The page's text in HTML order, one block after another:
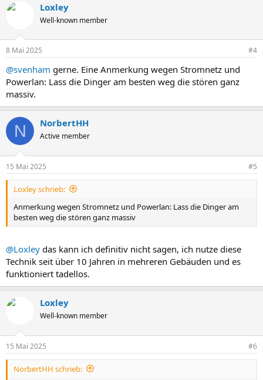
Loxley
Well-known member
8 Mai 2025 #4
@svenham gerne. Eine Anmerkung wegen Stromnetz und
Powerlan: Lass die Dinger am besten weg die stören ganz
massiv.
N NorbertHH
Active member
15 Mai 2025 #5
Loxley schrieb:
Anmerkung wegen Stromnetz und Powerlan: Lass die Dinger am
besten weg die stören ganz massiv
@Loxley das kann ich definitiv nicht sagen, ich nutze diese
Technik seit über 10 Jahren in mehreren Gebäuden und es
funktioniert tadellos.
Loxley
Well-known member
15 Mai 2025 #6
NorbertHH schrieb: